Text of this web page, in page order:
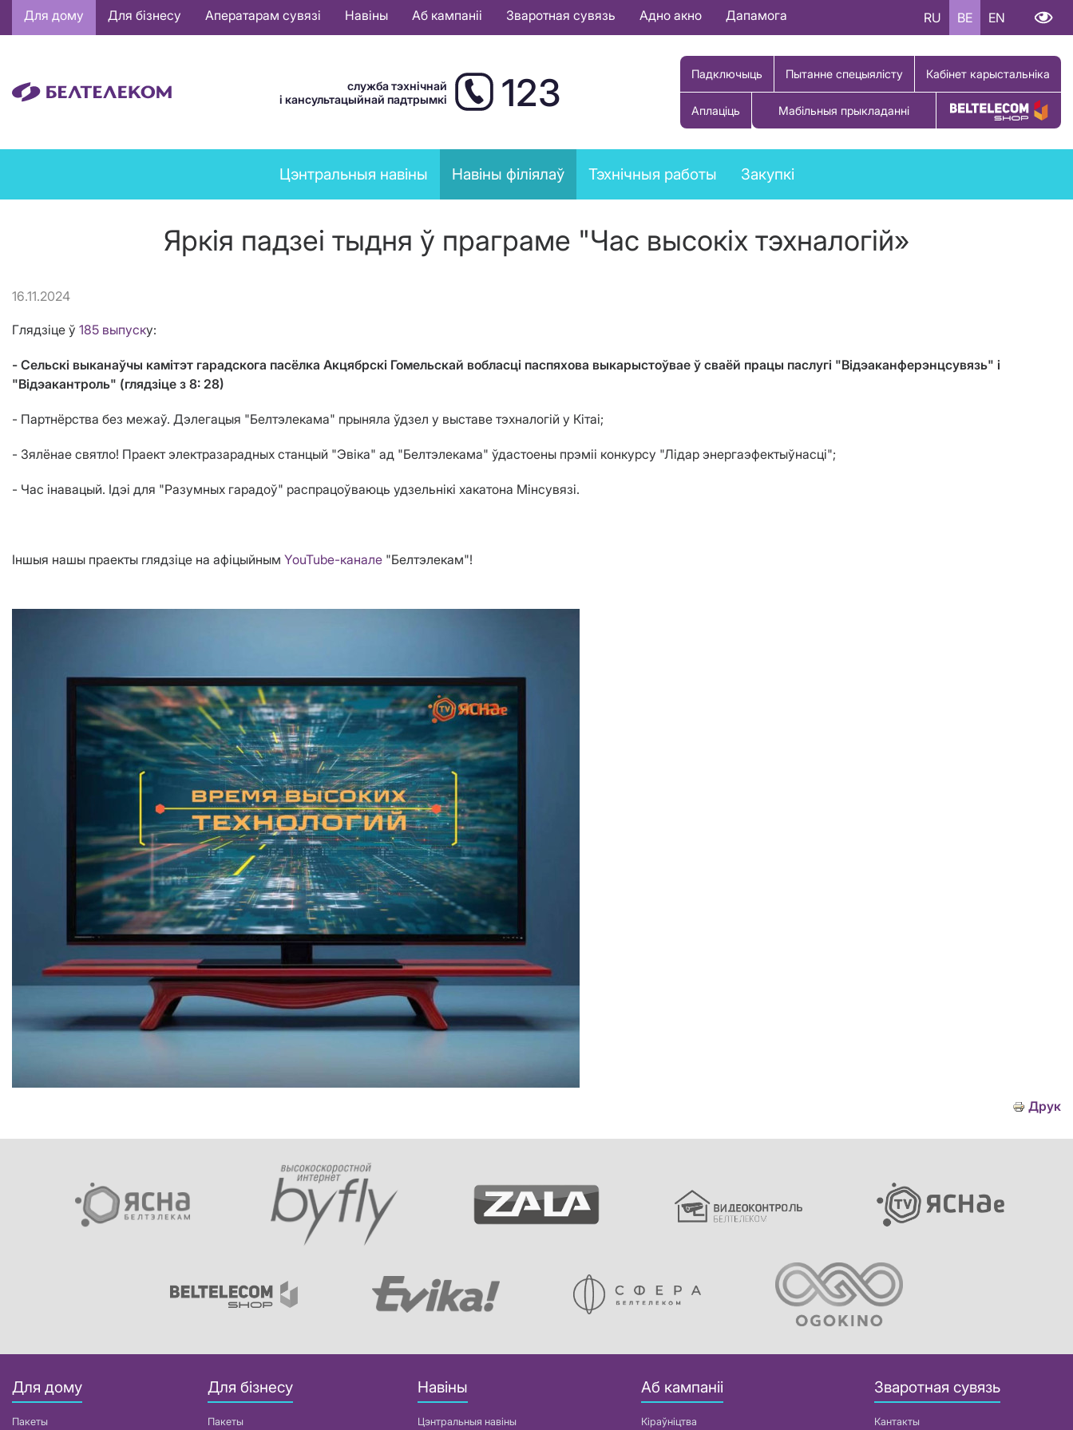
Основная
навигация
Для дому Для бізнесу Аператарам сувязі Навіны Аб кампаніі Зваротная сувязь Адно акно Дапамога RU BE EN
служба тэхнічнай
і кансультацыйнай падтрымкі
123 Падключыць Пытанне спецыялісту Кабінет карыстальніка
Аплаціць Мабільныя прыкладанні Купіць тавар
News
menu
Цэнтральныя навіны Навіны філіялаў Тэхнічныя работы Закупкі
Яркія падзеі тыдня ў праграме "Час высокіх тэхналогій»
16.11.2024
Глядзіце ў 185 выпуску:
- Сельскі выканаўчы камітэт гарадскога пасёлка Акцябрскі Гомельскай вобласці паспяхова выкарыстоўвае ў сваёй працы паслугі "Відэаканферэнцсувязь" і
"Відэакантроль" (глядзіце з 8: 28)
- Партнёрства без межаў. Дэлегацыя "Белтэлекама" прыняла ўдзел у выставе тэхналогій у Кітаі;
- Зялёнае святло! Праект электразарадных станцый "Эвіка" ад "Белтэлекама" ўдастоены прэміі конкурсу "Лідар энергаэфектыўнасці";
- Час інавацый. Ідэі для "Разумных гарадоў" распрацоўваюць удзельнікі хакатона Мінсувязі.
Іншыя нашы праекты глядзіце на афіцыйным YouTube-канале "Белтэлекам"!
Друк
Для дому
Пакеты
Для бізнесу
Пакеты
Навіны
Цэнтральныя навіны
Аб кампаніі
Кіраўніцтва
Зваротная сувязь
Кантакты